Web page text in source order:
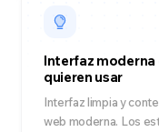
Interfaz
quieren usar
Interfaz limpia y
web moderna. Los